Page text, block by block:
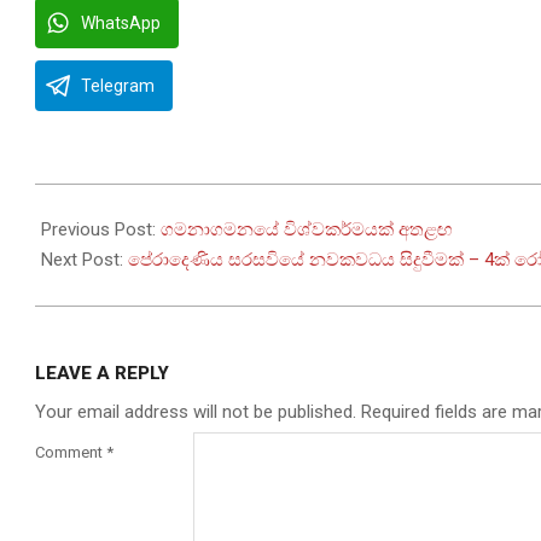
WhatsApp
Telegram
09-
20
Previous Post: ගමනාගමනයේ විශ්වකර්මයක් අතළඟ
Next Post: පේරාදෙණිය සරසවියේ නවකවධය සිදුවීමක් – 4ක්
LEAVE A REPLY
Your email address will not be published. Required fields are
Comment *